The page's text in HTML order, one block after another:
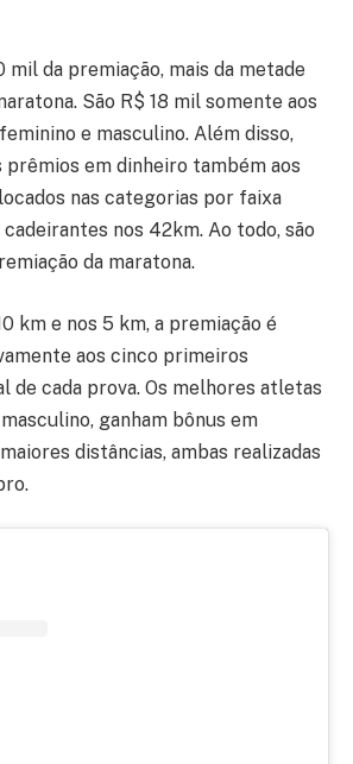
mil da premiação, mais da metade
São R$ 18 mil somente aos
e masculino. Além disso,
em dinheiro também aos
nas categorias por faixa
nos 42km. Ao todo, são
da maratona.
km e nos 5 km, a premiação é
aos cinco primeiros
de cada prova. Os melhores atletas
ganham bônus em
distâncias, ambas realizadas